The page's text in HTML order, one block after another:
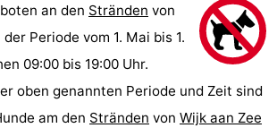
an den Stränden von
der Periode vom 1. Mai bis 1.
09:00 bis 19:00 Uhr.
oben genannten Periode und Zeit sind
am den Stränden von Wijk aan Zee